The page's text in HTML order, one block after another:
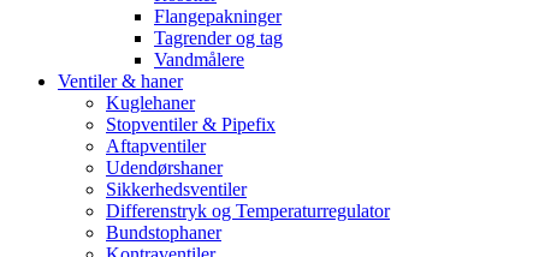
Flangepakninger
Tagrender og tag
Vandmålere
Ventiler & haner
Kuglehaner
Stopventiler & Pipefix
Aftapventiler
Udendørshaner
Sikkerhedsventiler
Differenstryk og Temperaturregulator
Bundstophaner